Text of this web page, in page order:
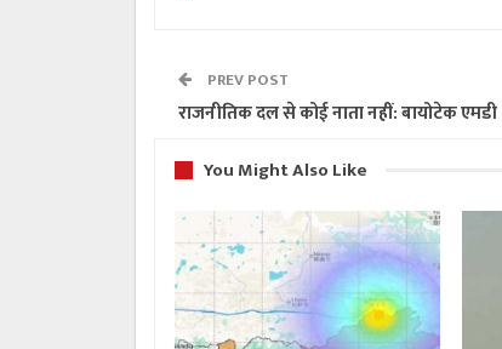
PREV POST
राजनीतिक दल से कोई नाता नहीं: बायोटेक एमडी
You Might Also Like